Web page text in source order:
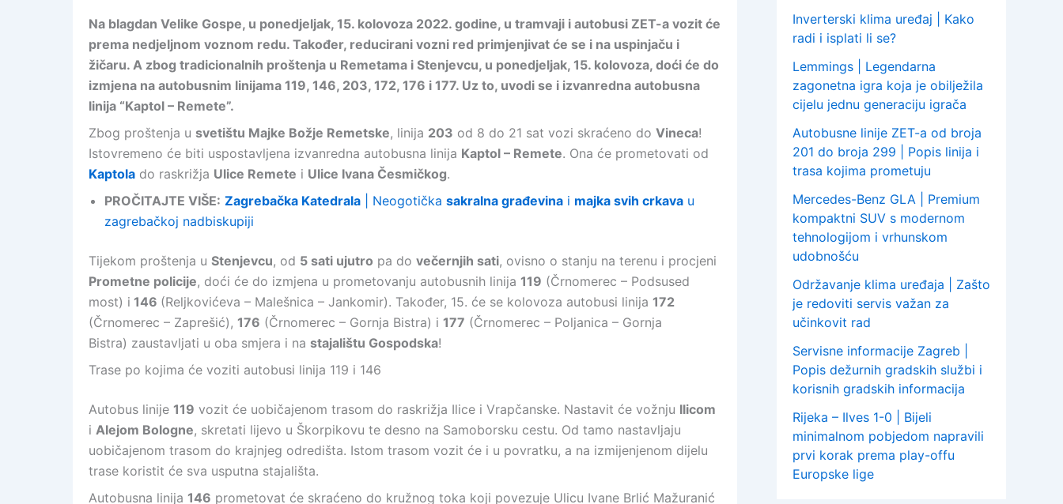
Na blagdan Velike Gospe, u ponedjeljak, 15. kolovoza 2022. godine, u tramvaji i autobusi ZET-a vozit će
prema nedjeljnom voznom redu. Također, reducirani vozni red primjenjivat će se i na uspinjaču i
žičaru. A zbog tradicionalnih proštenja u Remetama i Stenjevcu, u ponedjeljak, 15. kolovoza, doći će do
izmjena na autobusnim linijama 119, 146, 203, 172, 176 i 177. Uz to, uvodi se i izvanredna autobusna
linija “Kaptol – Remete”.
Zbog proštenja u svetištu Majke Božje Remetske, linija 203 od 8 do 21 sat vozi skraćeno do Vineca!
Istovremeno će biti uspostavljena izvanredna autobusna linija Kaptol – Remete. Ona će prometovati od
Kaptola do raskrižja Ulice Remete i Ulice Ivana Česmičkog.
PROČITAJTE VIŠE: Zagrebačka Katedrala | Neogotička sakralna građevina i majka svih crkava u
zagrebačkoj nadbiskupiji
Tijekom proštenja u Stenjevcu, od 5 sati ujutro pa do večernjih sati, ovisno o stanju na terenu i procjeni
Prometne policije, doći će do izmjena u prometovanju autobusnih linija 119 (Črnomerec – Podsused
most) i 146 (Reljkovićeva – Malešnica – Jankomir). Također, 15. će se kolovoza autobusi linija 172
(Črnomerec – Zaprešić), 176 (Črnomerec – Gornja Bistra) i 177 (Črnomerec – Poljanica – Gornja
Bistra) zaustavljati u oba smjera i na stajalištu Gospodska!
Trase po kojima će voziti autobusi linija 119 i 146
Autobus linije 119 vozit će uobičajenom trasom do raskrižja Ilice i Vrapčanske. Nastavit će vožnju Ilicom
i Alejom Bologne, skretati lijevo u Škorpikovu te desno na Samoborsku cestu. Od tamo nastavljaju
uobičajenom trasom do krajnjeg odredišta. Istom trasom vozit će i u povratku, a na izmijenjenom dijelu
trase koristit će sva usputna stajališta.
Autobusna linija 146 prometovat će skraćeno do kružnog toka koji povezuje Ulicu Ivane Brlić Mažuranić
Inverterski klima uređaj | Kako
radi i isplati li se?
Lemmings | Legendarna
zagonetna igra koja je obilježila
cijelu jednu generaciju igrača
Autobusne linije ZET-a od broja
201 do broja 299 | Popis linija i
trasa kojima prometuju
Mercedes-Benz GLA | Premium
kompaktni SUV s modernom
tehnologijom i vrhunskom
udobnošću
Održavanje klima uređaja | Zašto
je redoviti servis važan za
učinkovit rad
Servisne informacije Zagreb |
Popis dežurnih gradskih službi i
korisnih gradskih informacija
Rijeka – Ilves 1-0 | Bijeli
minimalnom pobjedom napravili
prvi korak prema play-offu
Europske lige